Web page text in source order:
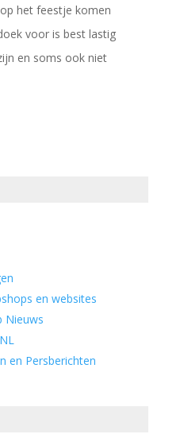
het feestje komen
voor is best lastig
en soms ook niet
en websites
Nieuws
en Persberichten